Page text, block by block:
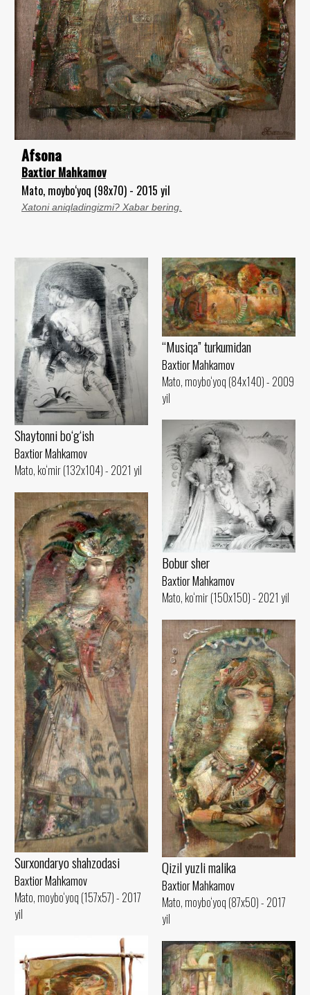
Afsona
Baxtior Mahkamov
Mato, moybo‘yoq (98x70) - 2015 yil
Xatoni aniqladingizmi? Xabar bering.
Shaytonni bo‘g‘ish
Baxtior Mahkamov
Mato, ko‘mir (132x104) - 2021 yil
“Musiqa” turkumidan
Baxtior Mahkamov
Mato, moybo‘yoq (84x140) - 2009
yil
Bobur sher
Baxtior Mahkamov
Mato, ko‘mir (150x150) - 2021 yil
Surxondaryo shahzodasi
Baxtior Mahkamov
Mato, moybo‘yoq (157x57) - 2017
yil
Qizil yuzli malika
Baxtior Mahkamov
Mato, moybo‘yoq (87x50) - 2017
yil